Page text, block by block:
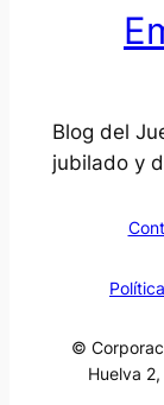
Blog del
jubilado y
©
Huelva